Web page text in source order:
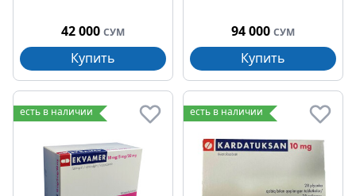
42 000 СУМ
Купить
94 000 СУМ
Купить
есть в наличии есть в наличии